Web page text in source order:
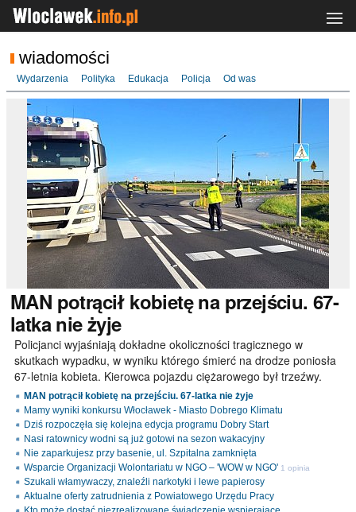
wiadomości
Wydarzenia Polityka Edukacja Policja Od was
MAN potrącił kobietę na przejściu. 67-
latka nie żyje
Policjanci wyjaśniają dokładne okoliczności tragicznego w
skutkach wypadku, w wyniku którego śmierć na drodze poniosła
67-letnia kobieta. Kierowca pojazdu ciężarowego był trzeźwy.
MAN potrącił kobietę na przejściu. 67-latka nie żyje
Mamy wyniki konkursu Włocławek - Miasto Dobrego Klimatu
Dziś rozpoczęła się kolejna edycja programu Dobry Start
Nasi ratownicy wodni są już gotowi na sezon wakacyjny
Nie zaparkujesz przy basenie, ul. Szpitalna zamknięta
Wsparcie Organizacji Wolontariatu w NGO – 'WOW w NGO' 1 opinia
Szukali włamywaczy, znaleźli narkotyki i lewe papierosy
Aktualne oferty zatrudnienia z Powiatowego Urzędu Pracy